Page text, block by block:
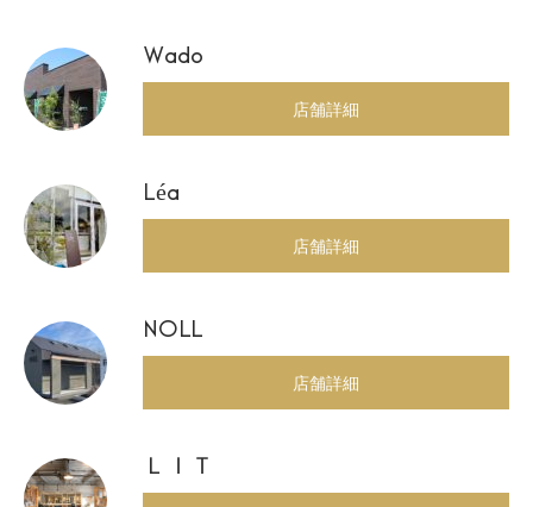
Wado
店舗詳細
Léa
店舗詳細
NOLL
店舗詳細
ＬＩＴ